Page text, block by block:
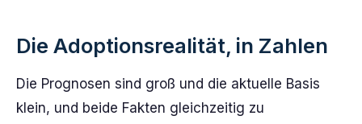
Die Adoptionsrealität, in Zahlen
Die Prognosen sind groß und die aktuelle Basis
klein, und beide Fakten gleichzeitig zu